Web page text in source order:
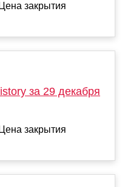
закрытия
за 29 декабря
закрытия